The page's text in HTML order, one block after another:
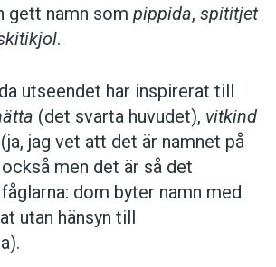
gett namn som pippida, spititjet
.
utseendet har inspirerat till
(det svarta huvudet), vitkind
(ja, jag vet att det är namnet på
men det är så det
dom byter namn med
utan hänsyn till